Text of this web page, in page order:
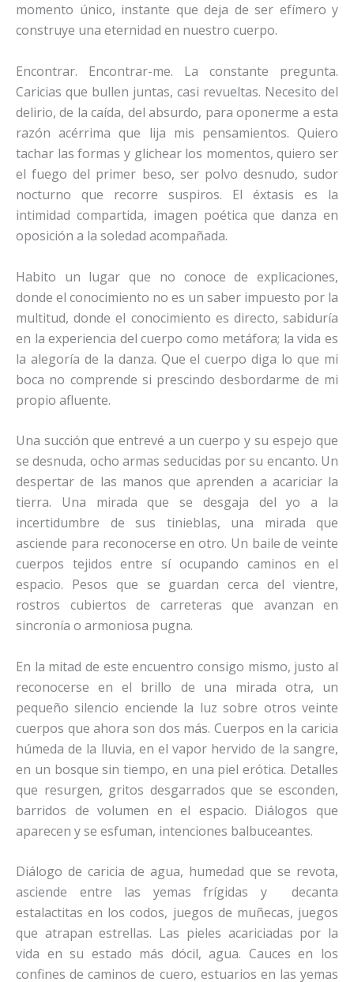
momento único, instante que deja de ser efímero y
construye una eternidad en nuestro cuerpo.
Encontrar. Encontrar-me. La constante pregunta.
Caricias que bullen juntas, casi revueltas. Necesito del
delirio, de la caída, del absurdo, para oponerme a esta
razón acérrima que lija mis pensamientos. Quiero
tachar las formas y glichear los momentos, quiero ser
el fuego del primer beso, ser polvo desnudo, sudor
nocturno que recorre suspiros. El éxtasis es la
intimidad compartida, imagen poética que danza en
oposición a la soledad acompañada.
Habito un lugar que no conoce de explicaciones,
donde el conocimiento no es un saber impuesto por la
multitud, donde el conocimiento es directo, sabiduría
en la experiencia del cuerpo como metáfora; la vida es
la alegoría de la danza. Que el cuerpo diga lo que mi
boca no comprende si prescindo desbordarme de mi
propio afluente.
Una succión que entrevé a un cuerpo y su espejo que
se desnuda, ocho armas seducidas por su encanto. Un
despertar de las manos que aprenden a acariciar la
tierra. Una mirada que se desgaja del yo a la
incertidumbre de sus tinieblas, una mirada que
asciende para reconocerse en otro. Un baile de veinte
cuerpos tejidos entre sí ocupando caminos en el
espacio. Pesos que se guardan cerca del vientre,
rostros cubiertos de carreteras que avanzan en
sincronía o armoniosa pugna.
En la mitad de este encuentro consigo mismo, justo al
reconocerse en el brillo de una mirada otra, un
pequeño silencio enciende la luz sobre otros veinte
cuerpos que ahora son dos más. Cuerpos en la caricia
húmeda de la lluvia, en el vapor hervido de la sangre,
en un bosque sin tiempo, en una piel erótica. Detalles
que resurgen, gritos desgarrados que se esconden,
barridos de volumen en el espacio. Diálogos que
aparecen y se esfuman, intenciones balbuceantes.
Diálogo de caricia de agua, humedad que se revota,
asciende entre las yemas frígidas y decanta
estalactitas en los codos, juegos de muñecas, juegos
que atrapan estrellas. Las pieles acariciadas por la
vida en su estado más dócil, agua. Cauces en los
confines de caminos de cuero, estuarios en las yemas